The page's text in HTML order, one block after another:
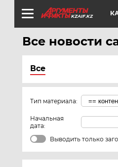
KZAIF.KZ
Все новости
Все
Тип материала:
Начальная
дата:
Выводить только